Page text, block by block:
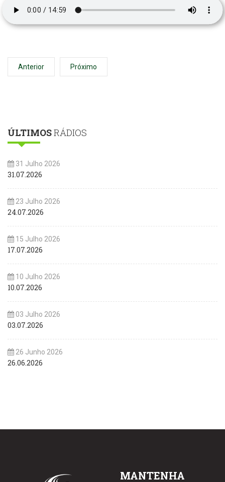
Anterior Próximo
ÚLTIMOSRÁDIOS
31 Julho 2026
31.07.2026
23 Julho 2026
24.07.2026
15 Julho 2026
17.07.2026
10 Julho 2026
10.07.2026
03 Julho 2026
03.07.2026
26 Junho 2026
26.06.2026
MANTENHA